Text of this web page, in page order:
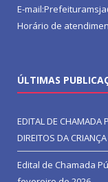
E-
Horário de
ÚLTIMAS
EDITAL DE CHAMADA
DIREITOS DA
Edital de Chamada